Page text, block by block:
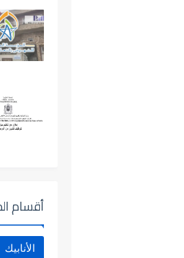
أقسام
الأنابيك